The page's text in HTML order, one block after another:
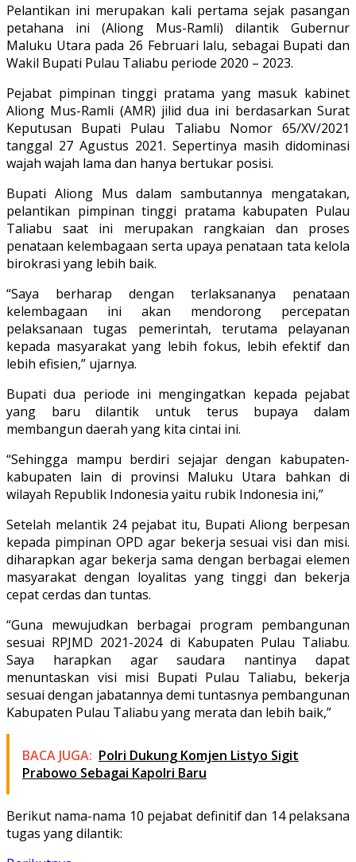
Pelantikan ini merupakan kali pertama sejak pasangan
petahana ini (Aliong Mus-Ramli) dilantik Gubernur
Maluku Utara pada 26 Februari lalu, sebagai Bupati dan
Wakil Bupati Pulau Taliabu periode 2020 – 2023.
Pejabat pimpinan tinggi pratama yang masuk kabinet
Aliong Mus-Ramli (AMR) jilid dua ini berdasarkan Surat
Keputusan Bupati Pulau Taliabu Nomor 65/XV/2021
tanggal 27 Agustus 2021. Sepertinya masih didominasi
wajah wajah lama dan hanya bertukar posisi.
Bupati Aliong Mus dalam sambutannya mengatakan,
pelantikan pimpinan tinggi pratama kabupaten Pulau
Taliabu saat ini merupakan rangkaian dan proses
penataan kelembagaan serta upaya penataan tata kelola
birokrasi yang lebih baik.
“Saya berharap dengan terlaksananya penataan
kelembagaan ini akan mendorong percepatan
pelaksanaan tugas pemerintah, terutama pelayanan
kepada masyarakat yang lebih fokus, lebih efektif dan
lebih efisien,” ujarnya.
Bupati dua periode ini mengingatkan kepada pejabat
yang baru dilantik untuk terus bupaya dalam
membangun daerah yang kita cintai ini.
“Sehingga mampu berdiri sejajar dengan kabupaten-
kabupaten lain di provinsi Maluku Utara bahkan di
wilayah Republik Indonesia yaitu rubik Indonesia ini,”
Setelah melantik 24 pejabat itu, Bupati Aliong berpesan
kepada pimpinan OPD agar bekerja sesuai visi dan misi.
diharapkan agar bekerja sama dengan berbagai elemen
masyarakat dengan loyalitas yang tinggi dan bekerja
cepat cerdas dan tuntas.
“Guna mewujudkan berbagai program pembangunan
sesuai RPJMD 2021-2024 di Kabupaten Pulau Taliabu.
Saya harapkan agar saudara nantinya dapat
menuntaskan visi misi Bupati Pulau Taliabu, bekerja
sesuai dengan jabatannya demi tuntasnya pembangunan
Kabupaten Pulau Taliabu yang merata dan lebih baik,”
BACA JUGA: Polri Dukung Komjen Listyo Sigit
Prabowo Sebagai Kapolri Baru
Berikut nama-nama 10 pejabat definitif dan 14 pelaksana
tugas yang dilantik: